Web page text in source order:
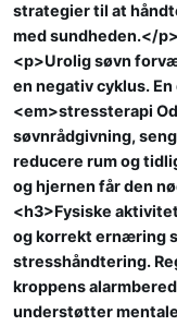
strategier til at
med sundheden.</
<p>Urolig søvn
en negativ cyklus.
<em>stressterapi
søvnrådgivning,
reducere rum og
og hjernen får den
<h3>Fysiske
og korrekt ernæring
stresshåndtering.
kroppens
understøtter